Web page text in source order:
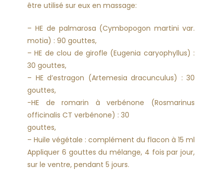
être utilisé sur eux en massage:
– HE de palmarosa (Cymbopogon martini var.
motia) : 90 gouttes,
– HE de clou de girofle (Eugenia caryophyllus) :
30 gouttes,
– HE d’estragon (Artemesia dracunculus) : 30
gouttes,
-HE de romarin à verbénone (Rosmarinus
officinalis CT verbénone) : 30
gouttes,
– Huile végétale : complément du flacon à 15 ml
Appliquer 6 gouttes du mélange, 4 fois par jour,
sur le ventre, pendant 5 jours.